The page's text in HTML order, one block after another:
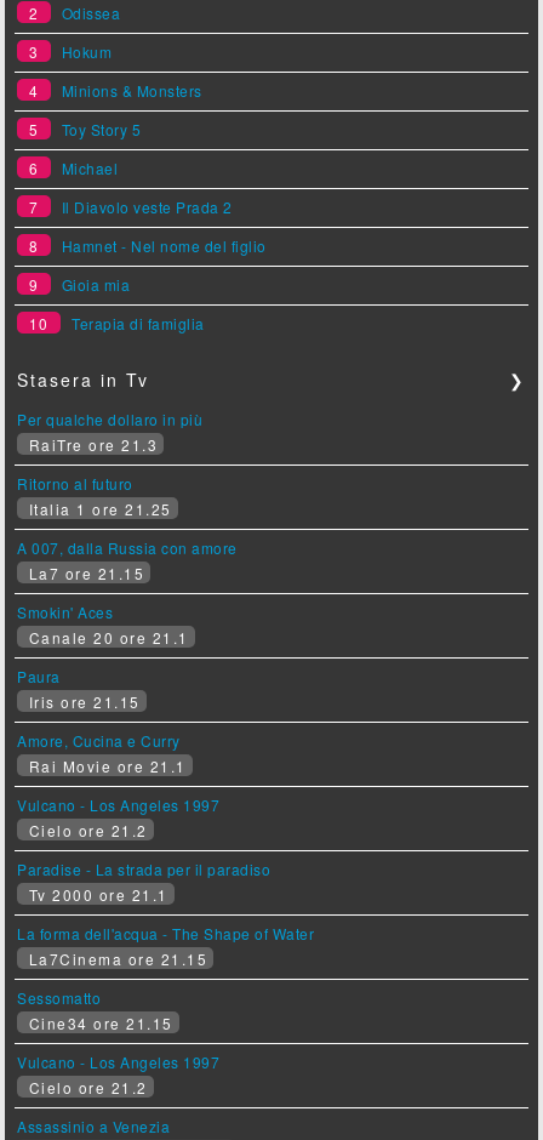
2
Odissea
3
Hokum
4
Minions & Monsters
5
Toy Story 5
6
Michael
7
Il Diavolo veste Prada 2
8
Hamnet - Nel nome del figlio
9
Gioia mia
10
Terapia di famiglia
Stasera in Tv ❯
Per qualche dollaro in più
RaiTre ore 21.3
Ritorno al futuro
Italia 1 ore 21.25
A 007, dalla Russia con amore
La7 ore 21.15
Smokin' Aces
Canale 20 ore 21.1
Paura
Iris ore 21.15
Amore, Cucina e Curry
Rai Movie ore 21.1
Vulcano - Los Angeles 1997
Cielo ore 21.2
Paradise - La strada per il paradiso
Tv 2000 ore 21.1
La forma dell'acqua - The Shape of Water
La7Cinema ore 21.15
Sessomatto
Cine34 ore 21.15
Vulcano - Los Angeles 1997
Cielo ore 21.2
Assassinio a Venezia